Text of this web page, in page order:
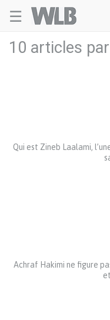
☰
10 articles par
Qui est Zineb Laalami,
Achraf Hakimi ne figure